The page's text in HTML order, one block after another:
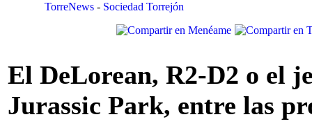
TorreNews - Sociedad Torrejón
El DeLorean, R2-D2 o el
Jurassic Park, entre las